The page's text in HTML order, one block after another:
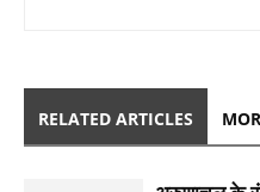
RELATED ARTICLES